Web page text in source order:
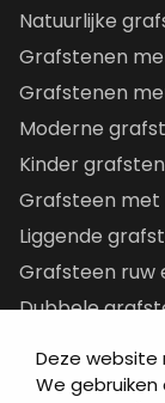
Deze website
We
Natuurlijke
Grafstenen
Grafstenen
Moderne
Kinder
Grafsteen met
Liggende
Grafsteen ruw
Dubbele
Letterplaten